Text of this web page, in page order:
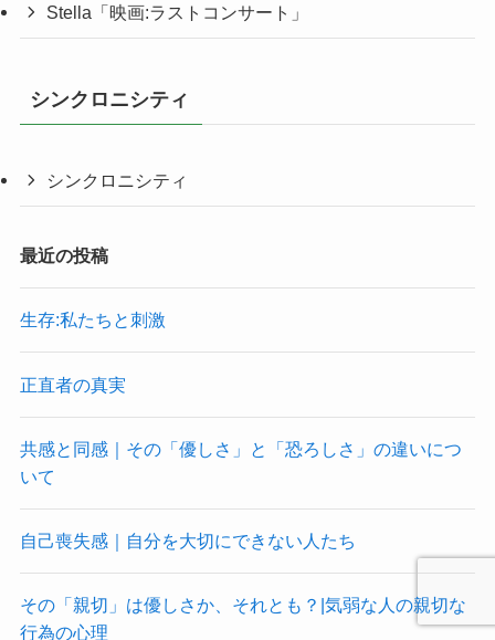
Stella「映画:ラストコンサート」
シンクロニシティ
シンクロニシティ
最近の投稿
生存:私たちと刺激
正直者の真実
共感と同感｜その「優しさ」と「恐ろしさ」の違いにつ
いて
自己喪失感｜自分を大切にできない人たち
その「親切」は優しさか、それとも？|気弱な人の親切な
行為の心理